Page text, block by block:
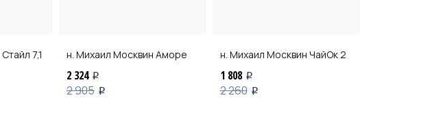
Стайл 7,1 н. Михаил Москвин Аморе
2 324 i
2 905 i
н. Михаил Москвин ЧайОк 2
1 808 i
2 260 i